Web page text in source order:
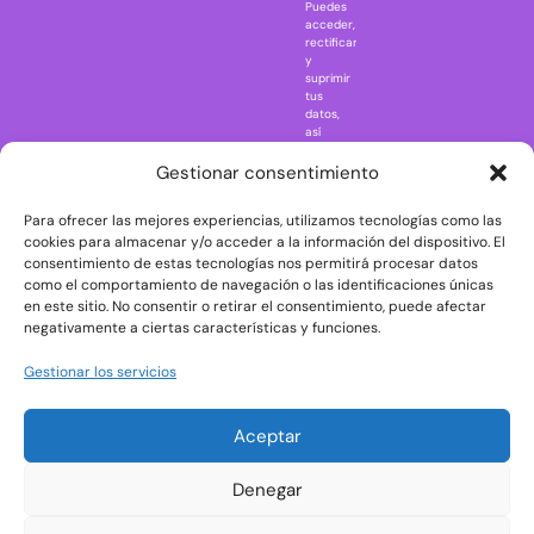
Gestionar consentimiento
Para ofrecer las mejores experiencias, utilizamos tecnologías como las
cookies para almacenar y/o acceder a la información del dispositivo. El
consentimiento de estas tecnologías nos permitirá procesar datos
como el comportamiento de navegación o las identificaciones únicas
en este sitio. No consentir o retirar el consentimiento, puede afectar
negativamente a ciertas características y funciones.
Gestionar los servicios
Aceptar
Denegar
Rick and
The Big Bang
Theory
The Blues
Brothers
The Exorcist
The
The Shining
Puedes
acceder,
rectificar
y
suprimir
tus
datos,
así
ejercer
consultando
la
información
adicional
y
detallada
sobre